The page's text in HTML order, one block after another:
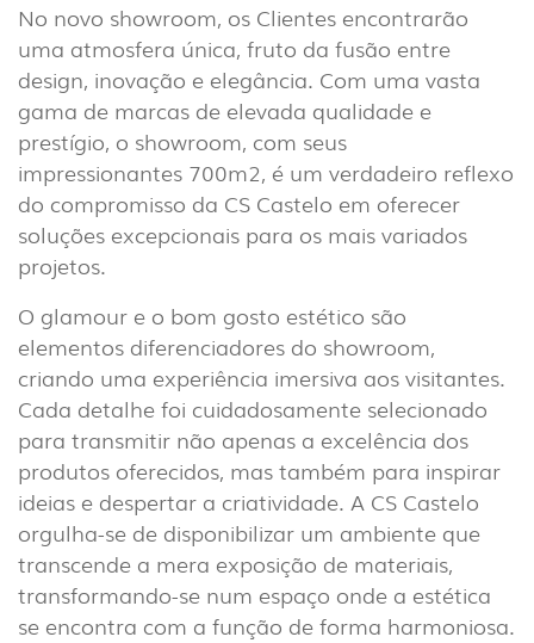
INTERIOR (86)
EXTERIOR
INDUSTRIAL (7)
DOWNLOADS
PROJETOS
INFORMAÇÃO LEGAL
A EXPORLUX
NOTÍCIAS
CONTACTOS
DENÚNCIAS
No novo showroom, os Clientes encontrarão
uma atmosfera única, fruto da fusão entre
design, inovação e elegância. Com uma vasta
gama de marcas de elevada qualidade e
prestígio, o showroom, com seus
impressionantes 700m2, é um verdadeiro reflexo
do compromisso da CS Castelo em oferecer
soluções excepcionais para os mais variados
projetos.
O glamour e o bom gosto estético são
elementos diferenciadores do showroom,
criando uma experiência imersiva aos visitantes.
Cada detalhe foi cuidadosamente selecionado
para transmitir não apenas a excelência dos
produtos oferecidos, mas também para inspirar
ideias e despertar a criatividade. A CS Castelo
orgulha-se de disponibilizar um ambiente que
transcende a mera exposição de materiais,
transformando-se num espaço onde a estética
se encontra com a função de forma harmoniosa.